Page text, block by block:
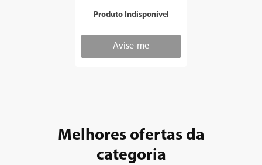
Produto Indisponível
Melhores ofertas da
categoria